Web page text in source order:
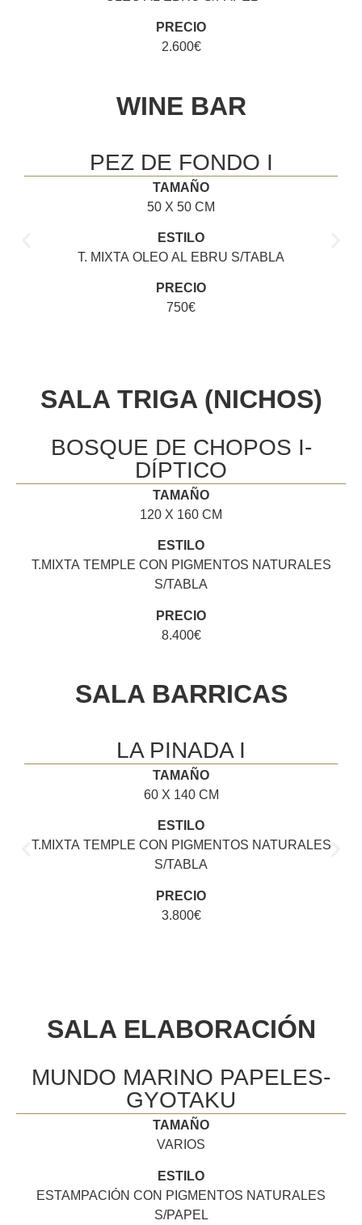
PRECIO
2.600€
WINE BAR
PEZ DE FONDO I
TAMAÑO
50 X 50 CM
ESTILO
T. MIXTA OLEO AL EBRU S/TABLA
PRECIO
750€
SALA TRIGA (NICHOS)
BOSQUE DE CHOPOS I-
DÍPTICO
TAMAÑO
120 X 160 CM
ESTILO
T.MIXTA TEMPLE CON PIGMENTOS NATURALES
S/TABLA
PRECIO
8.400€
SALA BARRICAS
LA PINADA I
TAMAÑO
60 X 140 CM
ESTILO
T.MIXTA TEMPLE CON PIGMENTOS NATURALES
S/TABLA
PRECIO
3.800€
SALA ELABORACIÓN
MUNDO MARINO PAPELES-
GYOTAKU
TAMAÑO
VARIOS
ESTILO
ESTAMPACIÓN CON PIGMENTOS NATURALES
S/PAPEL